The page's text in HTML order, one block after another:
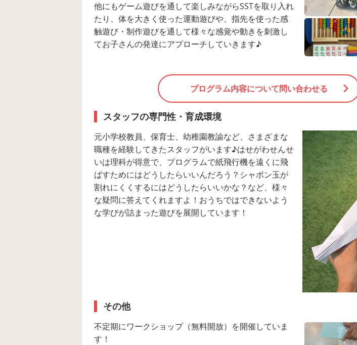
他にもゲーム遊びを通して楽しみながらSSTを取り入れ
たり、体を大きく使った運動遊びや、指先を使った感
触遊び・制作遊びを通して様々な感覚や動きを刺激し
てお子さんの発達にアプローチしていきます♪
プログラム内容について問い合わせる
スタッフの専門性・育成環境
元小学校教員、保育士、幼稚園教諭など、さまざまな
職種を経験してきたスタッフがいます♪はせがわせんせ
いは理科が得意で、プログラムで紙飛行機を遠くに飛
ばすためにはどうしたらいいんだろう？シャボン玉が
割れにくくするにはどうしたらいいかな？など、様々
な疑問に答えてくれますよ！おうちではできないよう
な学びが詰まった遊びを展開しています！
その他
不定期にワークショップ（無料開放）を開催していま
す！